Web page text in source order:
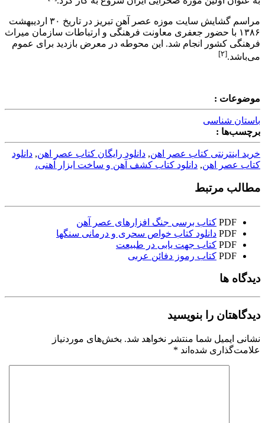
مراسم گشایش سایت موزه عصر آهن تبریز در تاریخ ۳۰ اردیبهشت
۱۳۸۶ با حضور جعفری معاونت فرهنگی و ارتباطات سازمان میراث
فرهنگی کشور انجام شد. این محوطه در معرض بازدید برای عموم
می‌باشد.[۲]
موضوعات :
باستان شناسی
برچسب‌ها :
خرید اینترنتی کتاب عصر اهن, دانلود رایگان کتاب عصر اهن, دانلود
کتاب عصر اهن, دانلود کتاب کشف آهن و ساخت ابزار آهنی،
مطالب مرتبط
PDF کتاب برسی جنگ افزارهای عصر آهن
PDF دانلود کتاب خواص سحری و درمانی سنگها
PDF کتاب جهت یابی در طبیعت
PDF کتاب رموز دفائن عربی
دیدگاه ها
دیدگاهتان را بنویسید
نشانی ایمیل شما منتشر نخواهد شد. بخش‌های موردنیاز
علامت‌گذاری شده‌اند *